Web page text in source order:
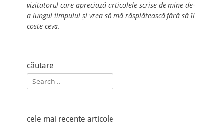
vizitatorul care apreciază articolele scrise de mine de-
a lungul timpului și vrea să mă răsplătească fără să îl
coste ceva.
căutare
Search
for:
cele mai recente articole